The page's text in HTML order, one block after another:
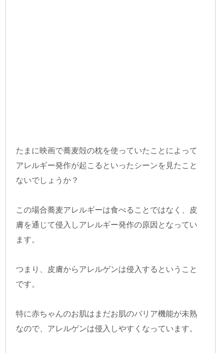
たまに映画で蕎麦殻の枕を使っていたことによって
アレルギー発作が起こるといったシーンを見たこと
ないでしょうか？
この場合蕎麦アレルギーは食べることではなく、皮
膚を通じて侵入しアレルギー発作の原因となってい
ます。
つまり、皮膚からアレルゲンは侵入するということ
です。
特に赤ちゃんのお肌はまだお肌のバリア機能が未熟
なので、アレルゲンは侵入しやすくなっています。